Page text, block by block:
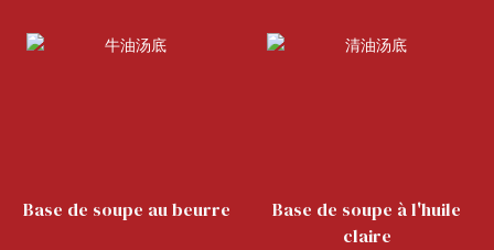
Base de soupe au beurre
Base de soupe à l'huile
claire